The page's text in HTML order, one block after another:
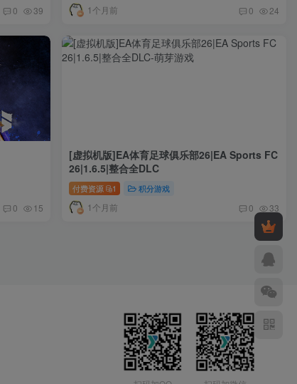
0 39 1个月前 0 24
0 15
[虚拟机版]EA体育足球俱乐部26|EA Sports FC
26|1.6.5|整合全DLC
付费资源 1 积分游戏
1个月前 0 33